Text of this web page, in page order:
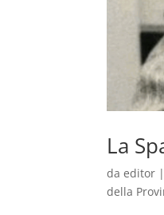
La
daeditor
della